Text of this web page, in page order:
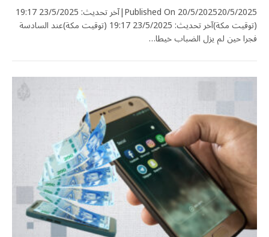
Published On 20/5/202520/5/2025|آخر تحديث: 23/5/2025 19:17
(توقيت مكة)آخر تحديث: 23/5/2025 19:17 (توقيت مكة)عند السادسة
فجرا حين لم يزل الضباب خيطا…